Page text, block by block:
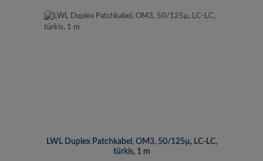
LWL Duplex Patchkabel, OM3, 50/125µ, LC-LC,
türkis, 1 m